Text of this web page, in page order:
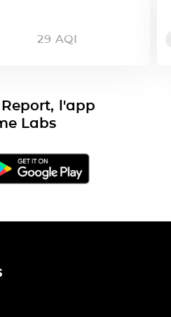
29 AQI
l'app
Labs